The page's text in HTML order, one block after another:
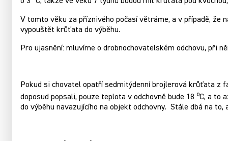
V tomto věku za příznivého počasí větráme, a v případě, že
vypouštět krůťata do výběhu.
Pro ujasnění: mluvíme o drobnochovatelském odchovu, při
Pokud si chovatel opatří sedmitýdenní brojlerová krůťata z
doposud popsali, pouze teplota v odchovně bude 18 oC, a to
do výběhu navazujícího na objekt odchovny. Stále dbá na